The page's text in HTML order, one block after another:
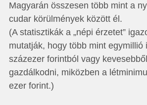
Magyarán összesen több mint a
cudar körülmények között él.
(A statisztikák a „népi érzetet”
mutatják, hogy több mint egymillió
százezer forintból vagy
gazdálkodni, miközben a
ezer forint.)